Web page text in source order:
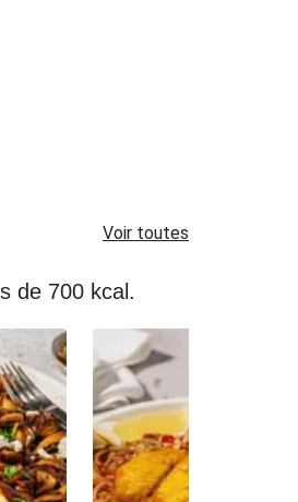
Voir toutes
de 700 kcal.